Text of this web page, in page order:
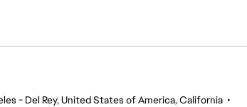
- Del Rey, United States of America, California •